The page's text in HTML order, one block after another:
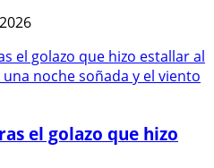
el golazo que hizo